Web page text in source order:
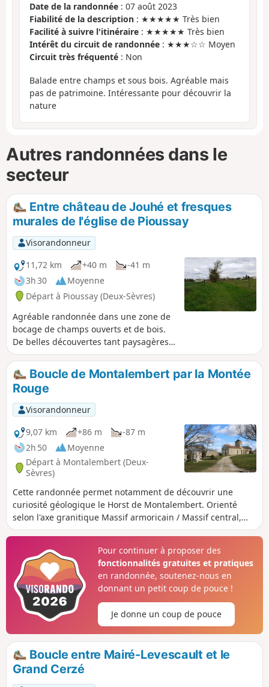
Date de la randonnée : 07 août 2023
Fiabilité de la description : ★★★★★ Très bien
Facilité à suivre l'itinéraire : ★★★★★ Très bien
Intérêt du circuit de randonnée : ★★★☆☆ Moyen
Circuit très fréquenté : Non
Balade entre champs et sous bois. Agréable mais
pas de patrimoine. Intéressante pour découvrir la
nature
Autres randonnées dans le
secteur
Entre château de Jouhé et fresques
murales de l'église de Pioussay
Visorandonneur
11,72 km
+40 m
-41 m
3h 30
Moyenne
Départ à Pioussay (Deux-Sèvres)
Agréable randonnée dans une zone de
bocage de champs ouverts et de bois.
De belles découvertes tant paysagères
que du patrimoine poitevin avec, entre
autres, le magnifique château de Jouhé
et l'église de Pioussay avec ses fresques
murales. Dans les villages traversés, de
belles demeures traditionnelles
restaurées ou en cours de restauration.
Boucle de Montalembert par la Montée
Rouge
Visorandonneur
9,07 km
+86 m
-87 m
2h 50
Moyenne
Départ à Montalembert (Deux-
Sèvres)
Cette randonnée permet notamment de découvrir une
curiosité géologique le Horst de Montalembert. Orienté
selon l'axe granitique Massif armoricain / Massif central,
soit Nord-Ouest / Sud-Est, il constitue une butte
large, au relief boisé et aux terres d'argiles rouges
(fabrication de tuiles, bois de châtaigniers).
Pour continuer à proposer des
fonctionnalités gratuites et pratiques
en randonnée, soutenez-nous en
donnant un petit coup de pouce !
Je donne un coup de pouce
Boucle entre Mairé-Levescault et le
Grand Cerzé